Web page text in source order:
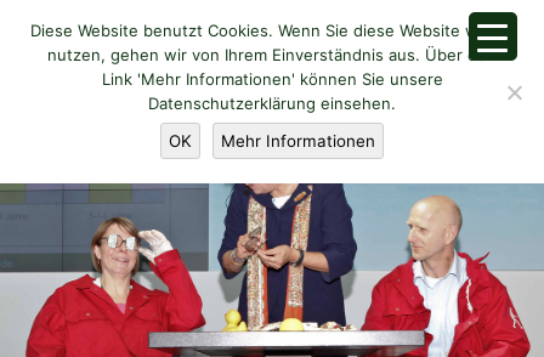
Diese Website benutzt Cookies. Wenn Sie diese Website weiter
nutzen, gehen wir von Ihrem Einverständnis aus. Über den
Link 'Mehr Informationen' können Sie unsere
Datenschutzerklärung einsehen.
OK
Mehr Informationen